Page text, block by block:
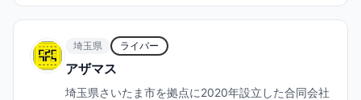
埼玉県 ライバー
アザマス
埼玉県さいたま市を拠点に2020年設立した合同会社